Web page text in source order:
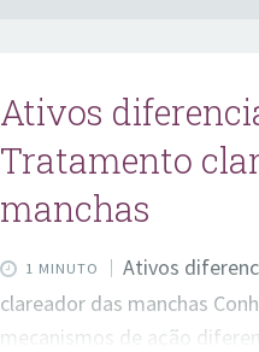
Ativos
Tratamento
manchas
1 MINUTO
Ativos
clareador das manchas
mecanismos de ação